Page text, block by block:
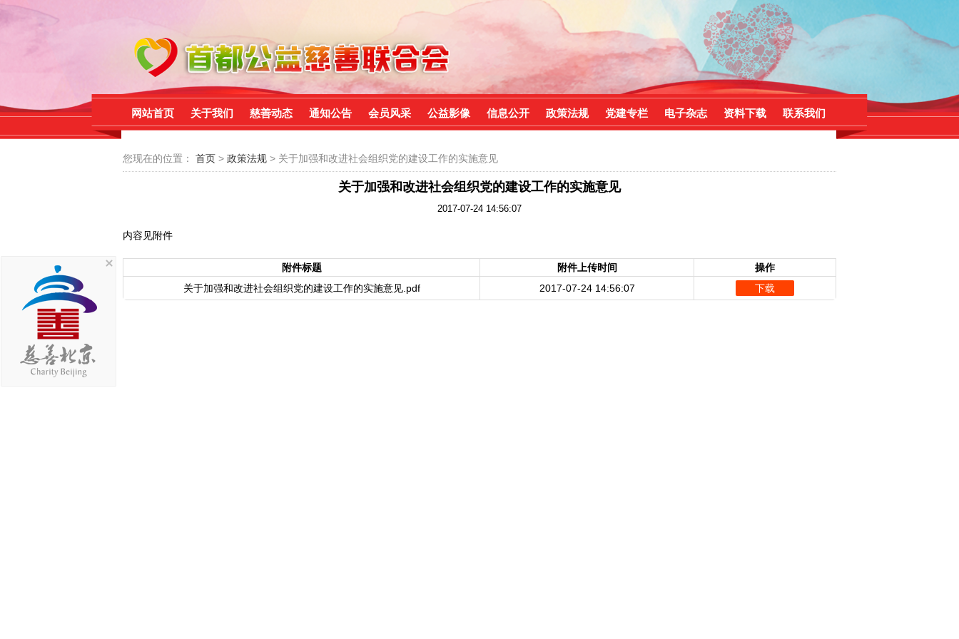
网站首页 关于我们 慈善动态 通知公告 会员风采 公益影像 信息公开 政策法规 党建专栏 电子杂志 资料下载 联系我们
您现在的位置： 首页 > 政策法规 > 关于加强和改进社会组织党的建设工作的实施意见
关于加强和改进社会组织党的建设工作的实施意见
2017-07-24 14:56:07
内容见附件
附件标题 附件上传时间
操作
关于加强和改进社会组织党的建设工作的实施意见.pdf
2017-07-24 14:56:07 下载